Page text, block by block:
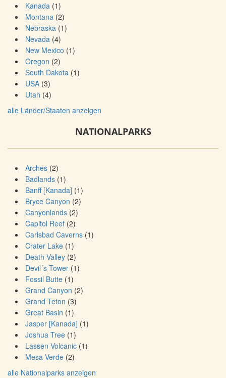
Kanada (1)
Montana (2)
Nebraska (1)
Nevada (4)
New Mexico (1)
Oregon (2)
South Dakota (1)
USA (3)
Utah (4)
alle Länder/Staaten anzeigen
NATIONALPARKS
Arches (2)
Badlands (1)
Banff [Kanada] (1)
Bryce Canyon (2)
Canyonlands (2)
Capitol Reef (2)
Carlsbad Caverns (1)
Crater Lake (1)
Death Valley (2)
Devil´s Tower (1)
Fossil Butte (1)
Grand Canyon (2)
Grand Teton (3)
Great Basin (1)
Jasper [Kanada] (1)
Joshua Tree (1)
Lassen Volcanic (1)
Mesa Verde (2)
alle Nationalparks anzeigen